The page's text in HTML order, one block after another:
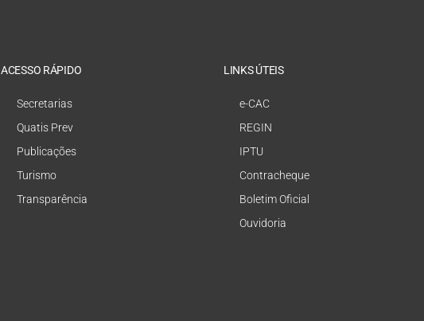
ACESSO RÁPIDO
Secretarias
Quatis Prev
Publicações
Turismo
Transparência
LINKS ÚTEIS
e-CAC
REGIN
IPTU
Contracheque
Boletim Oficial
Ouvidoria